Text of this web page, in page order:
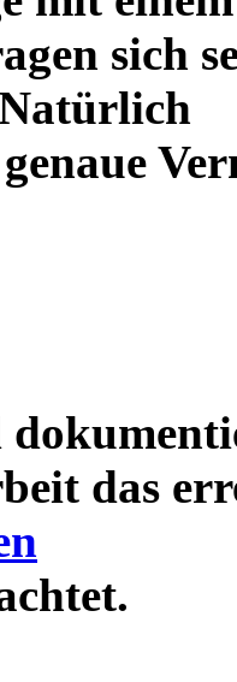
sich
genaue
das